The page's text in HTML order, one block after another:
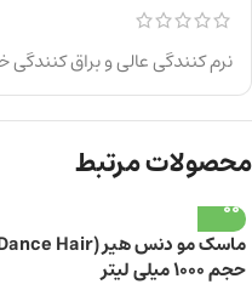
نرم کنندگی عالی و براق
محصولات مرتبط
حجم ۱۰۰۰ میلی لیتر